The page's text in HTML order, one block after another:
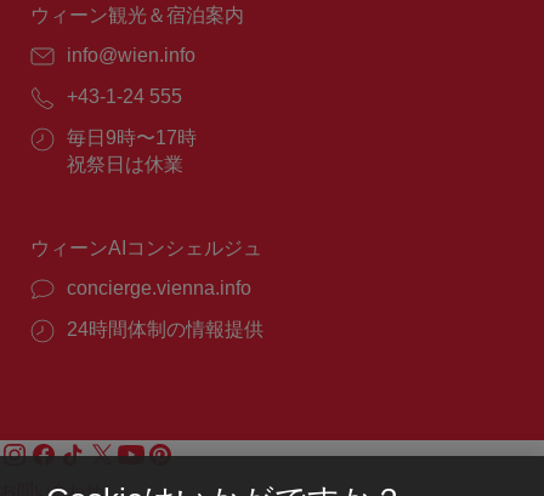
間：
ウィーン観光＆宿泊案内
E
ー
ル：
info@wien.info
電
番
号：
+43-1-24 555
営
業
毎日9時〜17時
祝祭日は休業
ウィーンAIコンシェルジュ
concierge.vienna.info
24時間体制の情報提供
お問い合わせ